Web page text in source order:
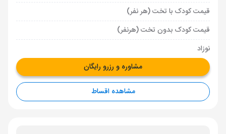
قیمت کودک با تخت (هر نفر)
قیمت کودک بدون تخت (هرنفر)
نوزاد
مشاوره و رزرو رایگان
مشاهده اقساط